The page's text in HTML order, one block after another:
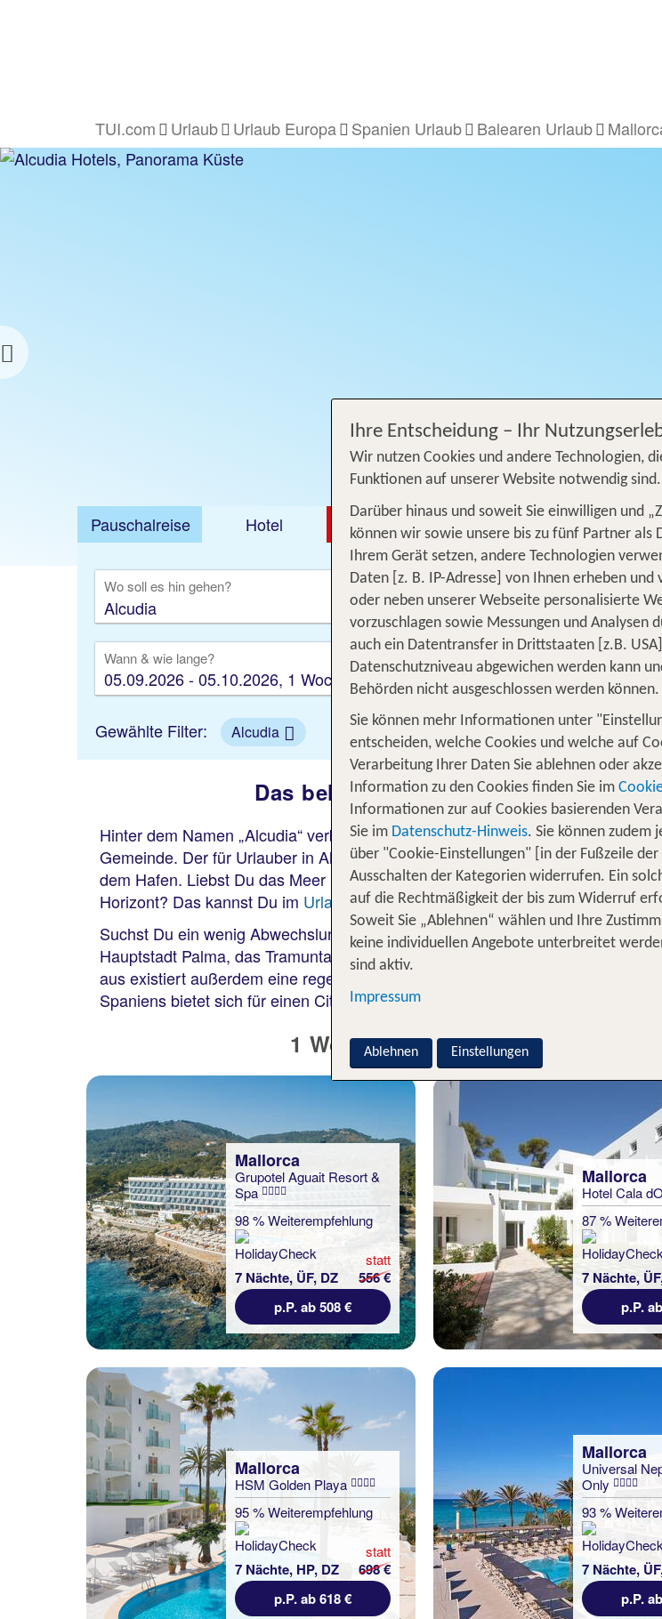
TUI.com Urlaub Urlaub Europa Spanien Urlaub Balearen Urlaub
Previous
Pauschalreise Hotel DEALS Flug Ferienhaus
Ausflüge
Camper Privattransfer
Wo soll es hin gehen?
Flug hinzufügen
Wann & wie lange?
05.09.2026 - 05.10.2026, 1 Woche
Wer reist mit?
2 Erwachsene
Gewählte Filter: Alcudia
Das beliebteste Reiseziel im Norden
Hinter dem Namen „Alcudia“ verbergen sich im Grunde gleich drei Orte. Es
Gemeinde. Der für Urlauber in Alcudia wichtigste Teil aber ist die
dem Hafen. Liebst Du das Meer und die Küste? Fährst Du gerne mit dem
Horizont? Das kannst Du im Urlaub auf Mallorcain Alcudia immer und überall
Suchst Du ein wenig Abwechslung im Urlaub in Alcudia? Dann bieten sich im
Hauptstadt Palma, das Tramuntana-Gebirge im Westen der Insel und viele
aus existiert außerdem eine regelmäßige Fährverbindung in das nur fünf
Spaniens bietet sich für einen Citytrip an, falls Du einen längeren Urlaub in
1 Woche Alcudia Urlaub inkl.
Mallorca
Grupotel Aguait Resort &
Spa
98 % Weiterempfehlung
7 Nächte, ÜF, DZ
statt
556 €
p.P. ab 508 €
Mallorca
Hotel Cala
87 %
7 Nächte,
p.P.
Mallorca
HSM Golden Playa
95 % Weiterempfehlung
7 Nächte, HP, DZ
statt
698 €
p.P. ab 618 €
Mallorca
Universal
Only
93 %
7 Nächte,
p.P.
Ihre Entscheidung – Ihr
Wir nutzen Cookies und andere Technologien,
Funktionen auf unserer Website notwendig sind.
Darüber hinaus und soweit Sie einwilligen und
können wir sowie unsere bis zu fünf Partner als
Ihrem Gerät setzen, andere Technologien
Daten [z. B. IP-Adresse] von Ihnen erheben
oder neben unserer Webseite personalisierte
vorzuschlagen sowie Messungen und Analysen
auch ein Datentransfer in Drittstaaten [z.B.
Datenschutzniveau abgewichen werden kann
Behörden nicht ausgeschlossen werden können.
Sie können mehr Informationen unter
entscheiden, welche Cookies und welche auf
Verarbeitung Ihrer Daten Sie ablehnen oder
Information zu den Cookies finden Sie im
Informationen zur auf Cookies basierenden
Sie im Datenschutz-Hinweis. Sie können zudem
über "Cookie-Einstellungen" [in der Fußzeile
Ausschalten der Kategorien widerrufen. Ein
auf die Rechtmäßigkeit der bis zum Widerruf
Soweit Sie „Ablehnen“ wählen und Ihre
keine individuellen Angebote unterbreitet
sind aktiv.
Impressum
Ablehnen Einstellungen